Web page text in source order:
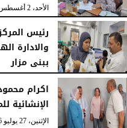
الأحد، 2 أغسطس 2026
رئيس
والادارة
ببنى مزار
الأربعاء، 29 يوليو 2026 02:03 مـ
اكرام
الإنشائية
الإثنين، 27 يوليو 2026